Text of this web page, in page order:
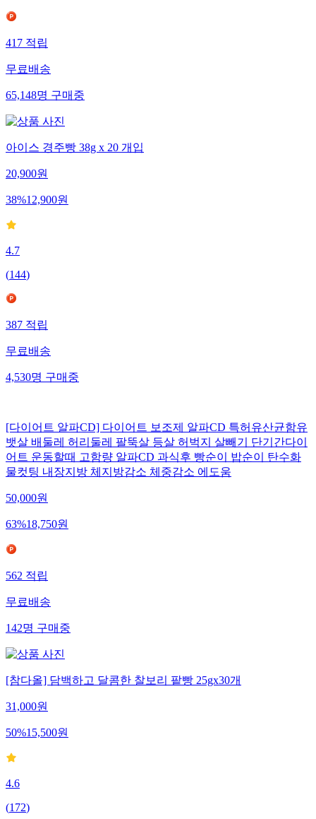
417 적립
무료배송
65,148명 구매중
아이스 경주빵 38g x 20 개입
20,900원
38%12,900원
4.7
(144)
387 적립
무료배송
4,530명 구매중
[다이어트 알파CD] 다이어트 보조제 알파CD 특허유산균함유
뱃살 배둘레 허리둘레 팔뚝살 등살 허벅지 살빼기 단기간다이
어트 운동할때 고함량 알파CD 과식후 빵순이 밥순이 탄수화
물컷팅 내장지방 체지방감소 체중감소 에도움
50,000원
63%18,750원
562 적립
무료배송
142명 구매중
[참다올] 담백하고 달콤한 찰보리 팥빵 25gx30개
31,000원
50%15,500원
4.6
(172)